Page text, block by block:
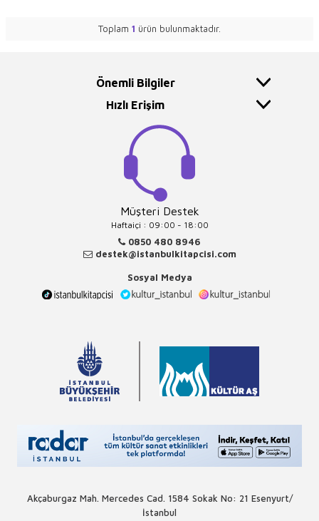
Toplam 1 ürün bulunmaktadır.
Önemli Bilgiler
Hızlı Erişim
Müşteri Destek
Haftaiçi : 09:00 - 18:00
0850 480 8946
destek@istanbulkitapcisi.com
Sosyal Medya
Akçaburgaz Mah. Mercedes Cad. 1584 Sokak No: 21 Esenyurt/
İstanbul